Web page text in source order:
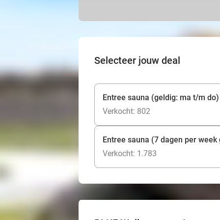
Selecteer jouw deal
Entree sauna (geldig: ma t/m do)
Verkocht: 802
Entree sauna (7 dagen per week
Verkocht: 1.783